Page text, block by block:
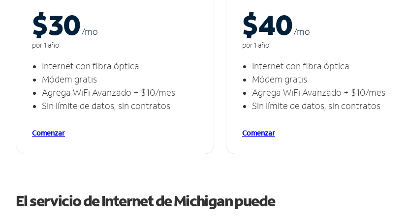
$30/mo
por 1 año
Internet con fibra óptica
Módem gratis
Agrega WiFi Avanzado + $10/mes
Sin límite de datos, sin contratos
Comenzar
$40/mo
por 1 año
Internet con fibra óptica
Módem gratis
Agrega WiFi Avanzado + $10/mes
Sin límite de datos, sin contratos
Comenzar
El servicio de Internet de Michigan puede